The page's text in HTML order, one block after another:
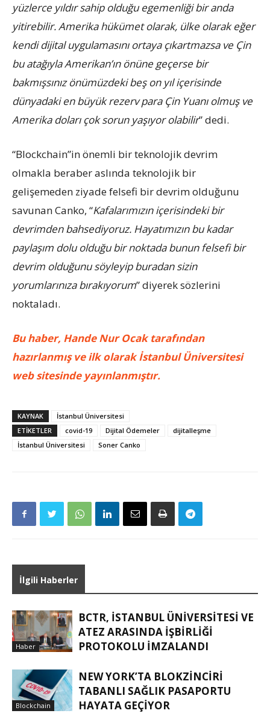
yüzlerce yıldır sahip olduğu egemenliği bir anda
yitirebilir. Amerika hükümet olarak, ülke olarak eğer
kendi dijital uygulamasını ortaya çıkartmazsa ve Çin
bu atağıyla Amerikan’ın önüne geçerse bir
bakmışsınız önümüzdeki beş on yıl içerisinde
dünyadaki en büyük rezerv para Çin Yuanı olmuş ve
Amerika doları çok sorun yaşıyor olabilir” dedi.
“Blockchain”in önemli bir teknolojik devrim
olmakla beraber aslında teknolojik bir
gelişemeden ziyade felsefi bir devrim olduğunu
savunan Canko, “Kafalarımızın içerisindeki bir
devrimden bahsediyoruz. Hayatımızın bu kadar
paylaşım dolu olduğu bir noktada bunun felsefi bir
devrim olduğunu söyleyip buradan sizin
yorumlarınıza bırakıyorum” diyerek sözlerini
noktaladı.
Bu haber, Hande Nur Ocak tarafından
hazırlanmış ve ilk olarak İstanbul Üniversitesi
web sitesinde yayınlanmıştır.
KAYNAK
İstanbul Üniversitesi
ETIKETLER
covid-19 Dijital Ödemeler
dijitalleşme
İstanbul Üniversitesi
Soner Canko
İlgili Haberler
Haber
BCTR, İSTANBUL ÜNIVERSITESI VE
ATEZ ARASINDA IŞBIRLIĞI
PROTOKOLU IMZALANDI
Blockchain
NEW YORK’TA BLOKZINCIRI
TABANLI SAĞLIK PASAPORTU
HAYATA GEÇIYOR